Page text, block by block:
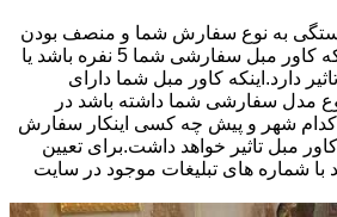
به نوع سفارش شما و منصف بودن
دوزنده کاور مبل دارد.اینکه کاور مبل سفارشی شما 5 نفره باشد یا
دارد.اینکه کاور مبل شما دارای
مدل سفارشی شما داشته باشد در
در کدام شهر و پیش چه کسی اینکار سفارش
مبل تاثیر خواهد داشت.برای تعیین
با شماره های تبلیغات موجود در سایت